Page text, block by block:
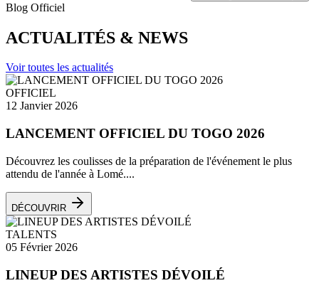
Blog Officiel
ACTUALITÉS & NEWS
Voir toutes les actualités
OFFICIEL
12 Janvier 2026
LANCEMENT OFFICIEL DU TOGO 2026
Découvrez les coulisses de la préparation de l'événement le plus
attendu de l'année à Lomé....
DÉCOUVRIR
TALENTS
05 Février 2026
LINEUP DES ARTISTES DÉVOILÉ